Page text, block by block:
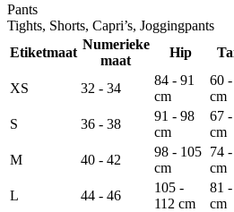
Pants
Tights, Shorts, Capri’s, Joggingpants
Etiketmaat
Numerieke
maat
Hip
XS
32 - 34
84 - 91
cm
60
cm
S 36 - 38
91 - 98
cm
67
cm
M 40 - 42
98 - 105
cm
74 -
cm
L 44 - 46
105 -
112 cm
81
cm